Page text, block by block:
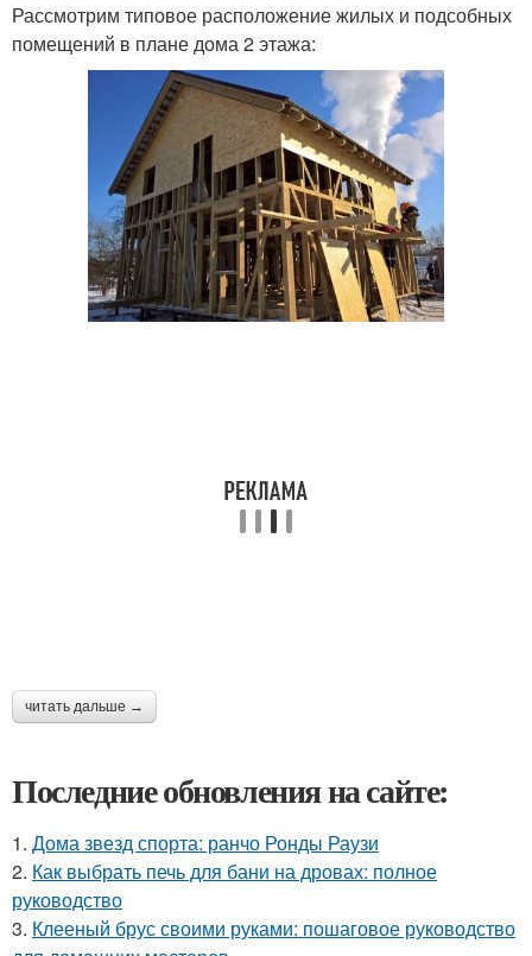
Рассмотрим типовое расположение жилых и подсобных
помещений в плане дома 2 этажа:
читать дальше →
Последние обновления на сайте:
1. Дома звезд спорта: ранчо Ронды Раузи
2. Как выбрать печь для бани на дровах: полное
руководство
3. Клееный брус своими руками: пошаговое руководство